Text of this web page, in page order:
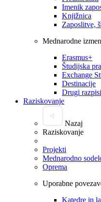
Imenik
Knjižnica
Zaposlitve,
Mednarodne
Erasmus+
Študijska
Exchange
Destinacije
Drugi razpisi
Raziskovanje
Nazaj
Raziskovanje
Projekti
Mednarodno
Oprema
Uporabne
Katedre in